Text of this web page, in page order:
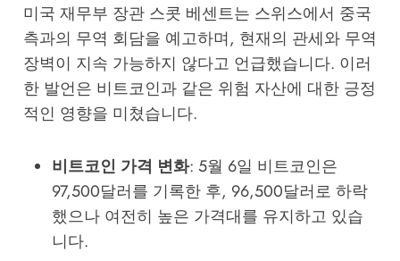
미국 재무부 장관 스콧 베센트는 스위스에서 중국
측과의 무역 회담을 예고하며, 현재의 관세와 무역
장벽이 지속 가능하지 않다고 언급했습니다. 이러
한 발언은 비트코인과 같은 위험 자산에 대한 긍정
적인 영향을 미쳤습니다.
비트코인 가격 변화: 5월 6일 비트코인은
97,500달러를 기록한 후, 96,500달러로 하락
했으나 여전히 높은 가격대를 유지하고 있습
니다.